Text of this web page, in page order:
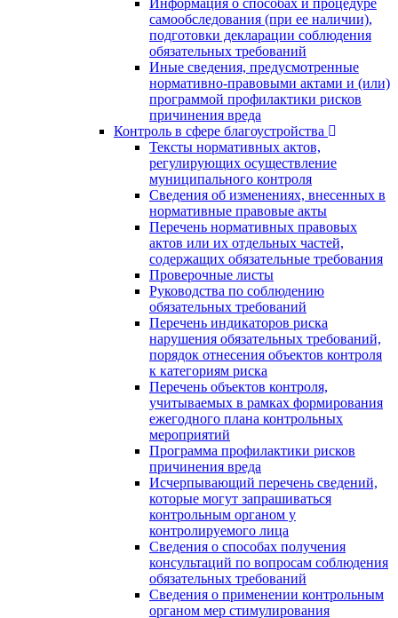
самообследования (при ее наличии),
подготовки декларации соблюдения
обязательных требований
Иные сведения, предусмотренные
нормативно-правовыми актами и (или)
программой профилактики рисков
причинения вреда
Контроль в сфере благоустройства
Тексты нормативных актов,
регулирующих осуществление
муниципального контроля
Сведения об изменениях, внесенных в
нормативные правовые акты
Перечень нормативных правовых
актов или их отдельных частей,
содержащих обязательные требования
Проверочные листы
Руководства по соблюдению
обязательных требований
Перечень индикаторов риска
нарушения обязательных требований,
порядок отнесения объектов контроля
к категориям риска
Перечень объектов контроля,
учитываемых в рамках формирования
ежегодного плана контрольных
мероприятий
Программа профилактики рисков
причинения вреда
Исчерпывающий перечень сведений,
которые могут запрашиваться
контрольным органом у
контролируемого лица
Сведения о способах получения
консультаций по вопросам соблюдения
обязательных требований
Сведения о применении контрольным
органом мер стимулирования